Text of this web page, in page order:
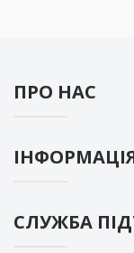
ПРО НАС
СЛУЖБА